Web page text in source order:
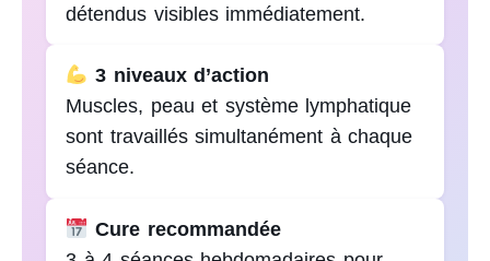
détendus visibles immédiatement.
3 niveaux d’action
Muscles, peau et système lymphatique
sont travaillés simultanément à chaque
séance.
Cure recommandée